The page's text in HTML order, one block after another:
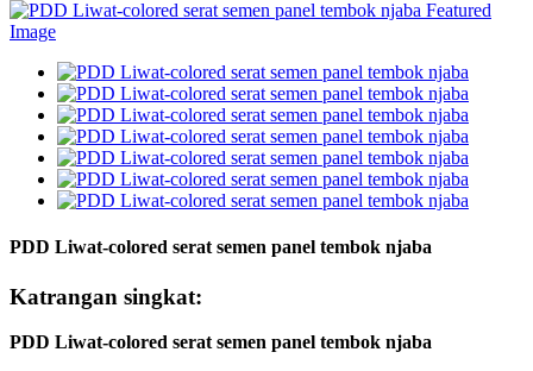
PDD Liwat-colored serat semen panel tembok njaba
Katrangan singkat:
PDD Liwat-colored serat semen panel tembok njaba